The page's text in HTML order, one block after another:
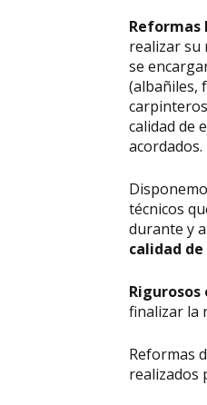
Reformas
realizar su
se
(albañiles,
calidad de
acordados.
técnicos
durante y
calidad
Rigurosos
finalizar la
Reformas
realizados